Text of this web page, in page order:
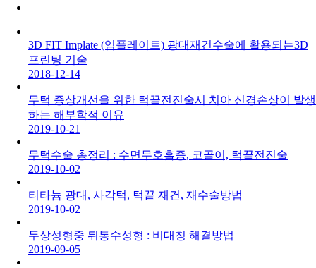
3D FIT Implate (임플레이트) 광대재건수술에 활용되는3D
프린팅 기술
2018-12-14
무턱 증상개선을 위한 턱끝전진술시 치아 신경손상이 발생
하는 해부학적 이유
2019-10-21
무턱수술 총정리 : 수면무호흡증, 코골이, 턱끝전진술
2019-10-02
티타늄 광대, 사각턱, 턱끝 재건, 재수술방법
2019-10-02
두상성형중 뒤통수성형 : 비대칭 해결방법
2019-09-05